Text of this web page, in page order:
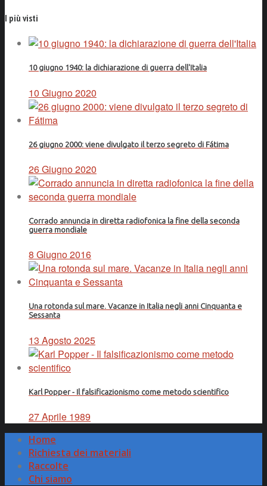
I più visti
10 giugno 1940: la dichiarazione di guerra dell'Italia
10 Giugno 2020
26 giugno 2000: viene divulgato il terzo segreto di Fátima
26 Giugno 2020
Corrado annuncia in diretta radiofonica la fine della seconda
guerra mondiale
8 Giugno 2016
Una rotonda sul mare. Vacanze in Italia negli anni Cinquanta e
Sessanta
13 Agosto 2025
Karl Popper - Il falsificazionismo come metodo scientifico
27 Aprile 1989
Home
Richiesta dei materiali
Raccolte
Chi siamo